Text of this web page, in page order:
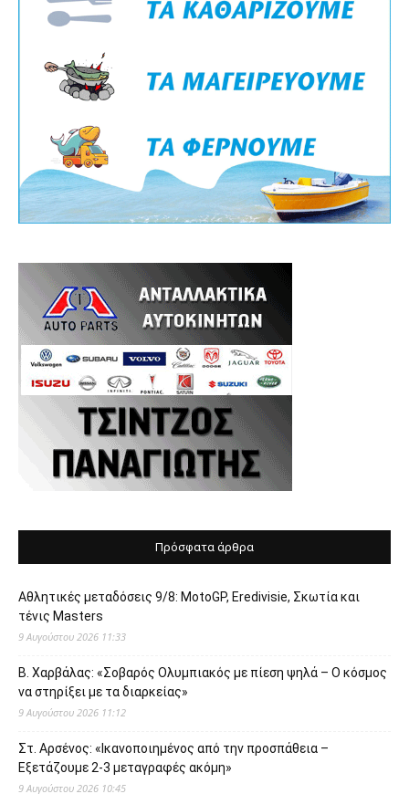
Πρόσφατα άρθρα
Αθλητικές μεταδόσεις 9/8: MotoGP, Eredivisie, Σκωτία και
τένις Masters
9 Αυγούστου 2026 11:33
Β. Χαρβάλας: «Σοβαρός Ολυμπιακός με πίεση ψηλά – Ο κόσμος
να στηρίξει με τα διαρκείας»
9 Αυγούστου 2026 11:12
Στ. Αρσένος: «Ικανοποιημένος από την προσπάθεια –
Εξετάζουμε 2-3 μεταγραφές ακόμη»
9 Αυγούστου 2026 10:45